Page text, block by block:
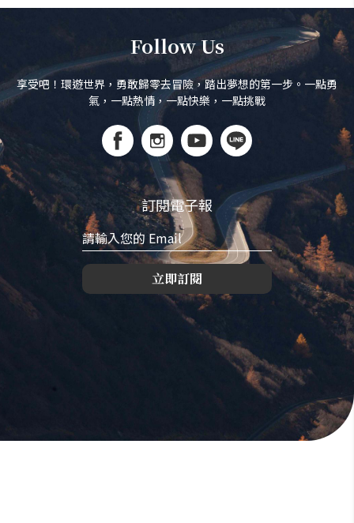
Follow Us
享受吧！環遊世界，勇敢歸零去冒險，踏出夢想的第一步。一點勇
氣，一點熱情，一點快樂，一點挑戰
訂閱電子報
立即訂閱